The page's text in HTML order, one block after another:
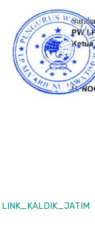
LINK_KALDIK_JATIM